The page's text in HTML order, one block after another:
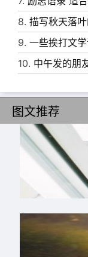
10、当
对你喜
11、我
一片
8. 描写秋天落
9. 一些挨打文
10. 中午发的朋
图文推荐